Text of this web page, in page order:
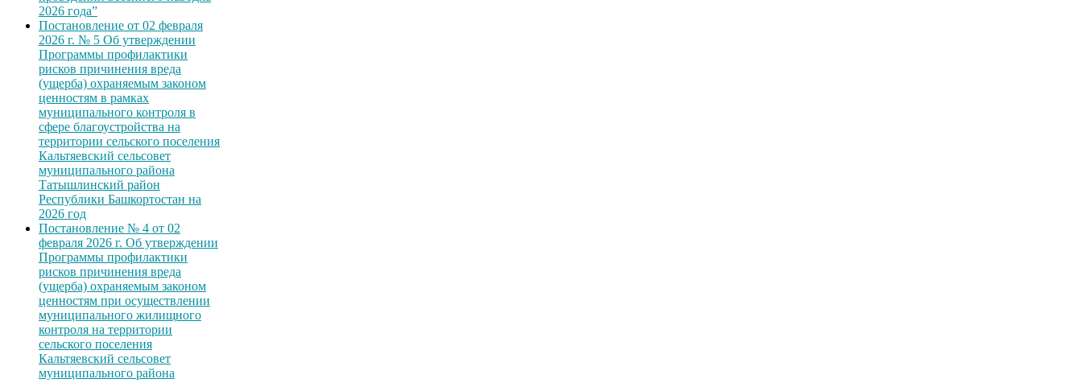
2026 года”
Постановление от 02 февраля
2026 г. № 5 Об утверждении
Программы профилактики
рисков причинения вреда
(ущерба) охраняемым законом
ценностям в рамках
муниципального контроля в
сфере благоустройства на
территории сельского поселения
Кальтяевский сельсовет
муниципального района
Татышлинский район
Республики Башкортостан на
2026 год
Постановление № 4 от 02
февраля 2026 г. Об утверждении
Программы профилактики
рисков причинения вреда
(ущерба) охраняемым законом
ценностям при осуществлении
муниципального жилищного
контроля на территории
сельского поселения
Кальтяевский сельсовет
муниципального района